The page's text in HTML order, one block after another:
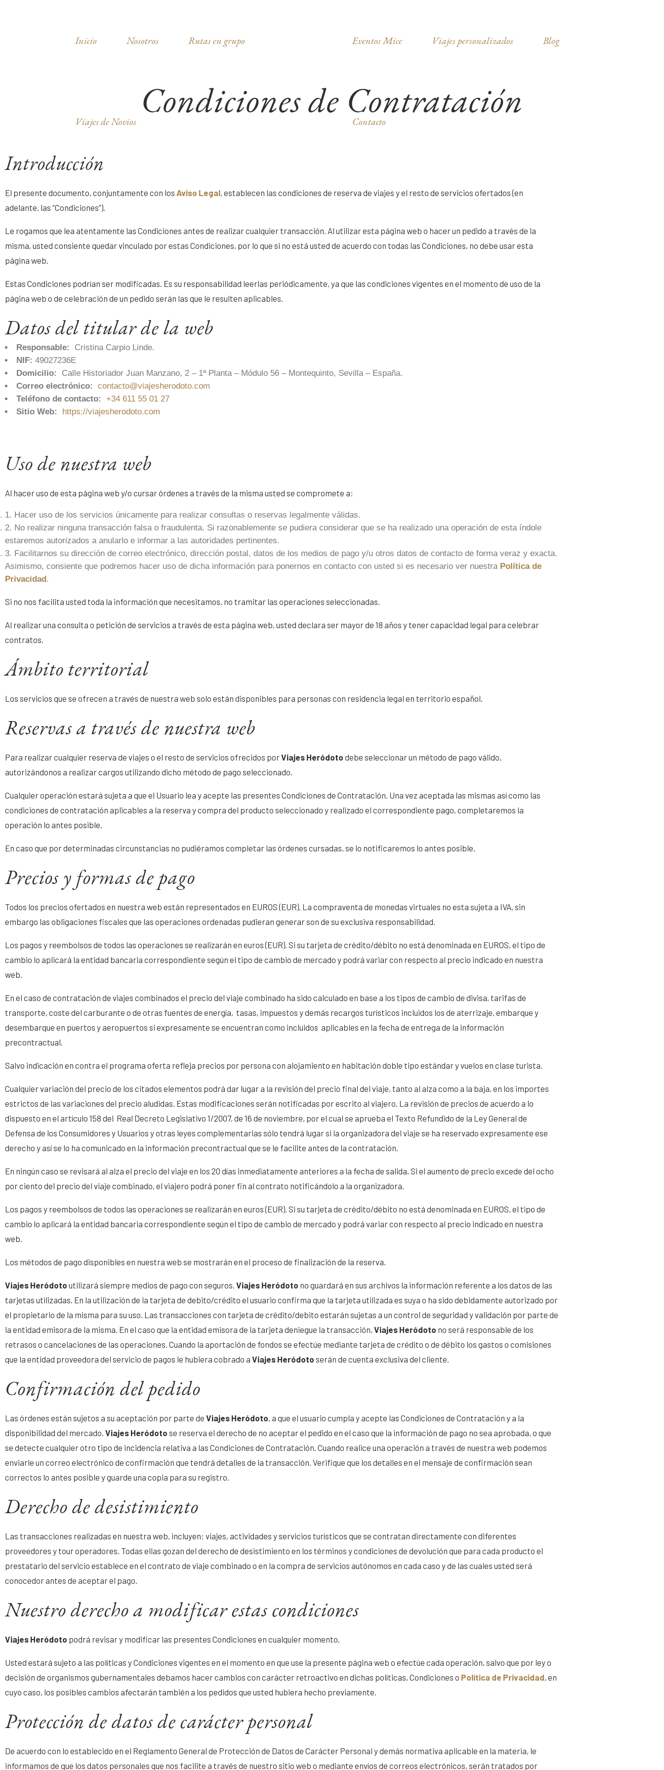
Inicio Nosotros Rutas en grupo
Viajes de Novios
Eventos Mice Viajes personalizados Blog
Contacto
Condiciones de Contratación
Introducción
El presente documento, conjuntamente con los Aviso Legal, establecen las condiciones de reserva de viajes y el resto de servicios ofertados (en
adelante, las “Condiciones”).
Le rogamos que lea atentamente las Condiciones antes de realizar cualquier transacción. Al utilizar esta página web o hacer un pedido a través de la
misma, usted consiente quedar vinculado por estas Condiciones, por lo que si no está usted de acuerdo con todas las Condiciones, no debe usar esta
página web.
Estas Condiciones podrían ser modificadas. Es su responsabilidad leerlas periódicamente, ya que las condiciones vigentes en el momento de uso de la
página web o de celebración de un pedido serán las que le resulten aplicables.
Datos del titular de la web
Responsable:
Cristina Carpio Linde.
NIF: 49027236E
Domicilio:
Calle Historiador Juan Manzano, 2 – 1ª Planta – Módulo 56 – Montequinto, Sevilla – España.
Correo electrónico:
contacto@viajesherodoto.com
Teléfono de contacto:
+34 611 55 01 27
Sitio Web:
https://viajesherodoto.com
Uso de nuestra web
Al hacer uso de esta página web y/o cursar órdenes a través de la misma usted se compromete a:
1. Hacer uso de los servicios únicamente para realizar consultas o reservas legalmente válidas.
2. No realizar ninguna transacción falsa o fraudulenta. Si razonablemente se pudiera considerar que se ha realizado una operación de esta índole
estaremos autorizados a anularlo e informar a las autoridades pertinentes.
3. Facilitarnos su dirección de correo electrónico, dirección postal, datos de los medios de pago y/u otros datos de contacto de forma veraz y exacta.
Asimismo, consiente que podremos hacer uso de dicha información para ponernos en contacto con usted si es necesario ver nuestra Política de
Privacidad.
Si no nos facilita usted toda la información que necesitamos, no tramitar las operaciones seleccionadas.
Al realizar una consulta o petición de servicios a través de esta página web, usted declara ser mayor de 18 años y tener capacidad legal para celebrar
contratos.
Ámbito territorial
Los servicios que se ofrecen a través de nuestra web solo están disponibles para personas con residencia legal en territorio español.
Reservas a través de nuestra web
Para realizar cualquier reserva de viajes o el resto de servicios ofrecidos porViajes Heródoto debe seleccionar un método de pago válido,
autorizándonos a realizar cargos utilizando dicho método de pago seleccionado.
Cualquier operación estará sujeta a que el Usuario lea y acepte las presentes Condiciones de Contratación. Una vez aceptada las mismas así como las
condiciones de contratación aplicables a la reserva y compra del producto seleccionado y realizado el correspondiente pago, completaremos la
operación lo antes posible.
En caso que por determinadas circunstancias no pudiéramos completar las órdenes cursadas, se lo notificaremos lo antes posible.
Precios y formas de pago
Todos los precios ofertados en nuestra web están representados en EUROS (EUR). La compraventa de monedas virtuales no esta sujeta a IVA, sin
embargo las obligaciones fiscales que las operaciones ordenadas pudieran generar son de su exclusiva responsabilidad.
Los pagos y reembolsos de todos las operaciones se realizarán en euros (EUR). Si su tarjeta de crédito/débito no está denominada en EUROS, el tipo de
cambio lo aplicará la entidad bancaria correspondiente según el tipo de cambio de mercado y podrá variar con respecto al precio indicado en nuestra
web.
En el caso de contratación de viajes combinados el precio del viaje combinado ha sido calculado en base a los tipos de cambio de divisa, tarifas de
transporte, coste del carburante o de otras fuentes de energía, tasas, impuestos y demás recargos turísticos incluidos los de aterrizaje, embarque y
desembarque en puertos y aeropuertos si expresamente se encuentran como incluidos aplicables en la fecha de entrega de la información
precontractual.
Salvo indicación en contra el programa oferta refleja precios por persona con alojamiento en habitación doble tipo estándar y vuelos en clase turista.
Cualquier variación del precio de los citados elementos podrá dar lugar a la revisión del precio final del viaje, tanto al alza como a la baja, en los importes
estrictos de las variaciones del precio aludidas. Estas modificaciones serán notificadas por escrito al viajero. La revisión de precios de acuerdo a lo
dispuesto en el artículo 158 del Real Decreto Legislativo 1/2007, de 16 de noviembre, por el cual se aprueba el Texto Refundido de la Ley General de
Defensa de los Consumidores y Usuarios y otras leyes complementarias sólo tendrá lugar si la organizadora del viaje se ha reservado expresamente ese
derecho y así se lo ha comunicado en la información precontractual que se le facilite antes de la contratación.
En ningún caso se revisará al alza el precio del viaje en los 20 días inmediatamente anteriores a la fecha de salida. Si el aumento de precio excede del ocho
por ciento del precio del viaje combinado, el viajero podrá poner fin al contrato notificándolo a la organizadora.
Los pagos y reembolsos de todos las operaciones se realizarán en euros (EUR). Si su tarjeta de crédito/débito no está denominada en EUROS, el tipo de
cambio lo aplicará la entidad bancaria correspondiente según el tipo de cambio de mercado y podrá variar con respecto al precio indicado en nuestra
web.
Los métodos de pago disponibles en nuestra web se mostrarán en el proceso de finalización de la reserva.
Viajes Heródoto utilizará siempre medios de pago con seguros. Viajes Heródoto no guardará en sus archivos la información referente a los datos de las
tarjetas utilizadas. En la utilización de la tarjeta de debito/crédito el usuario confirma que la tarjeta utilizada es suya o ha sido debidamente autorizado por
el propietario de la misma para su uso. Las transacciones con tarjeta de crédito/debito estarán sujetas a un control de seguridad y validación por parte de
la entidad emisora de la misma. En el caso que la entidad emisora de la tarjeta deniegue la transacción, Viajes Heródoto no será responsable de los
retrasos o cancelaciones de las operaciones. Cuando la aportación de fondos se efectúe mediante tarjeta de crédito o de débito los gastos o comisiones
que la entidad proveedora del servicio de pagos le hubiera cobrado a Viajes Heródoto serán de cuenta exclusiva del cliente.
Confirmación del pedido
Las órdenes están sujetos a su aceptación por parte de Viajes Heródoto, a que el usuario cumpla y acepte las Condiciones de Contratación y a la
disponibilidad del mercado. Viajes Heródoto se reserva el derecho de no aceptar el pedido en el caso que la información de pago no sea aprobada, o que
se detecte cualquier otro tipo de incidencia relativa a las Condiciones de Contratación. Cuando realice una operación a través de nuestra web podemos
enviarle un correo electrónico de confirmación que tendrá detalles de la transacción. Verifique que los detalles en el mensaje de confirmación sean
correctos lo antes posible y guarde una copia para su registro.
Derecho de desistimiento
Las transacciones realizadas en nuestra web, incluyen: viajes, actividades y servicios turísticos que se contratan directamente con diferentes
proveedores y tour operadores. Todas ellas gozan del derecho de desistimiento en los términos y condiciones de devolución que para cada producto el
prestatario del servicio establece en el contrato de viaje combinado o en la compra de servicios autónomos en cada caso y de las cuales usted será
conocedor antes de aceptar el pago.
Nuestro derecho a modificar estas condiciones
Viajes Heródoto podrá revisar y modificar las presentes Condiciones en cualquier momento.
Usted estará sujeto a las políticas y Condiciones vigentes en el momento en que use la presente página web o efectúe cada operación, salvo que por ley o
decisión de organismos gubernamentales debamos hacer cambios con carácter retroactivo en dichas políticas, Condiciones o Política de Privacidad, en
cuyo caso, los posibles cambios afectarán también a los pedidos que usted hubiera hecho previamente.
Protección de datos de carácter personal
De acuerdo con lo establecido en el Reglamento General de Protección de Datos de Carácter Personal y demás normativa aplicable en la materia, le
informamos de que los datos personales que nos facilite a través de nuestro sitio web o mediante envíos de correos electrónicos, serán tratados por